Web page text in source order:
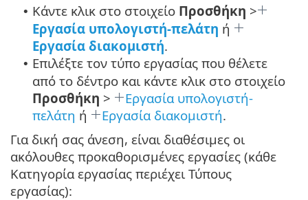
• Κάντε κλικ στο στοιχείο Προσθήκη >
Εργασία υπολογιστή-πελάτη ή
Εργασία διακομιστή.
• Επιλέξτε τον τύπο εργασίας που θέλετε
από το δέντρο και κάντε κλικ στο στοιχείο
Προσθήκη >
Εργασία υπολογιστή-
πελάτη ή Εργασία διακομιστή.
Για δική σας άνεση, είναι διαθέσιμες οι
ακόλουθες προκαθορισμένες εργασίες (κάθε
Κατηγορία εργασίας περιέχει Τύπους
εργασίας):